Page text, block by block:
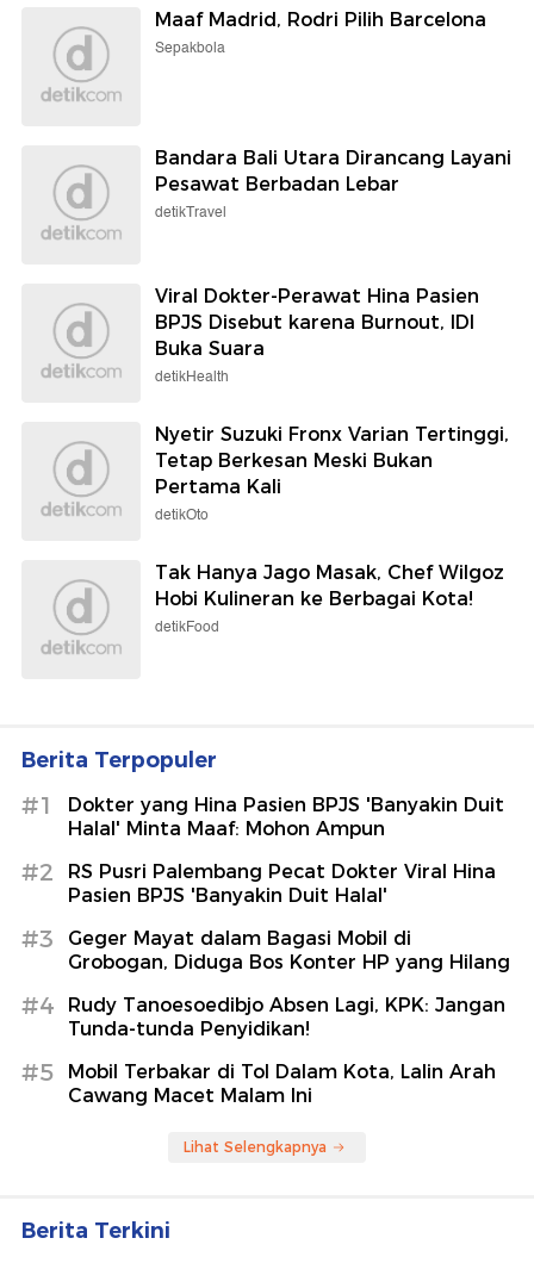
Maaf Madrid, Rodri Pilih Barcelona
Sepakbola
Bandara Bali Utara Dirancang Layani
Pesawat Berbadan Lebar
detikTravel
Viral Dokter-Perawat Hina Pasien
BPJS Disebut karena Burnout, IDI
Buka Suara
detikHealth
Nyetir Suzuki Fronx Varian Tertinggi,
Tetap Berkesan Meski Bukan
Pertama Kali
detikOto
Tak Hanya Jago Masak, Chef Wilgoz
Hobi Kulineran ke Berbagai Kota!
detikFood
Berita Terpopuler
#1
Dokter yang Hina Pasien BPJS 'Banyakin Duit
Halal' Minta Maaf: Mohon Ampun
#2
RS Pusri Palembang Pecat Dokter Viral Hina
Pasien BPJS 'Banyakin Duit Halal'
#3
Geger Mayat dalam Bagasi Mobil di
Grobogan, Diduga Bos Konter HP yang Hilang
#4
Rudy Tanoesoedibjo Absen Lagi, KPK: Jangan
Tunda-tunda Penyidikan!
#5
Mobil Terbakar di Tol Dalam Kota, Lalin Arah
Cawang Macet Malam Ini
Lihat Selengkapnya
Berita Terkini